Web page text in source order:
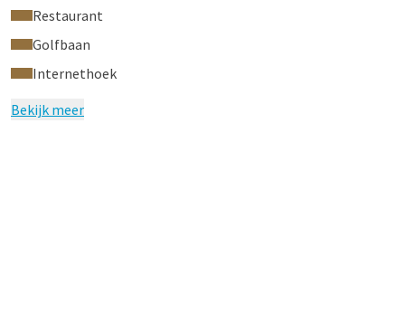
Restaurant
Golfbaan
Internethoek
Bekijk meer